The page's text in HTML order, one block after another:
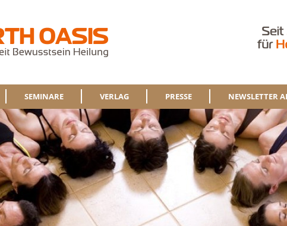
SEMINARE VERLAG PRESSE NEWSLETTER